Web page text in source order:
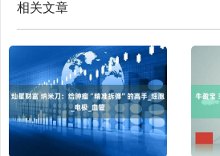
相关文章